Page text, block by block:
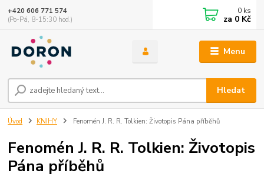
Menu
Hledat
+420 606 771 574
(Po-Pá, 8-15:30 hod.)
0 ks
za 0 Kč
Úvod KNIHY Fenomén J. R. R. Tolkien: Životopis Pána příběhů
Fenomén J. R. R. Tolkien: Životopis
Pána příběhů